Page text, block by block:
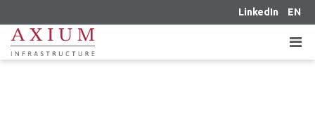
LinkedIn EN